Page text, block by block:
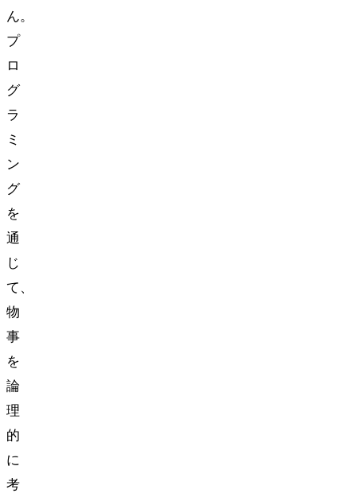
ん。
プ
ロ
グ
ラ
ミ
ン
グ
を
通
じ
て、
物
事
を
論
理
的
に
考